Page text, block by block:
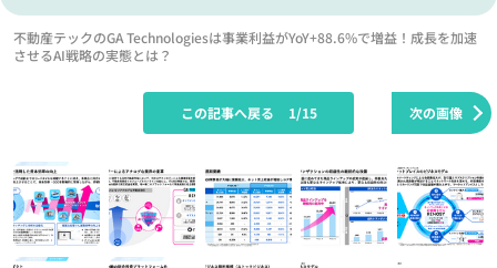
不動産テックのGA Technologiesは事業利益がYoY+88.6%で増益！成長を加速
させるAI戦略の実態とは？
次の画像
この記事へ戻る 1/15